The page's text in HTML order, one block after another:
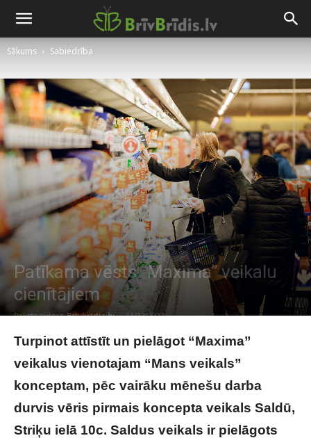
Sākums Sabiedrība
Patīkama vēsts “Maxima” veikalu
cienītājiem
Raksta autors Brivbridis.lv - 11/12/2022
Turpinot attīstīt un pielāgot “Maxima”
veikalus vienotajam “Mans veikals”
konceptam, pēc vairāku mēnešu darba
durvis vēris pirmais koncepta veikals Saldū,
Striķu ielā 10c. Saldus veikals ir pielāgots